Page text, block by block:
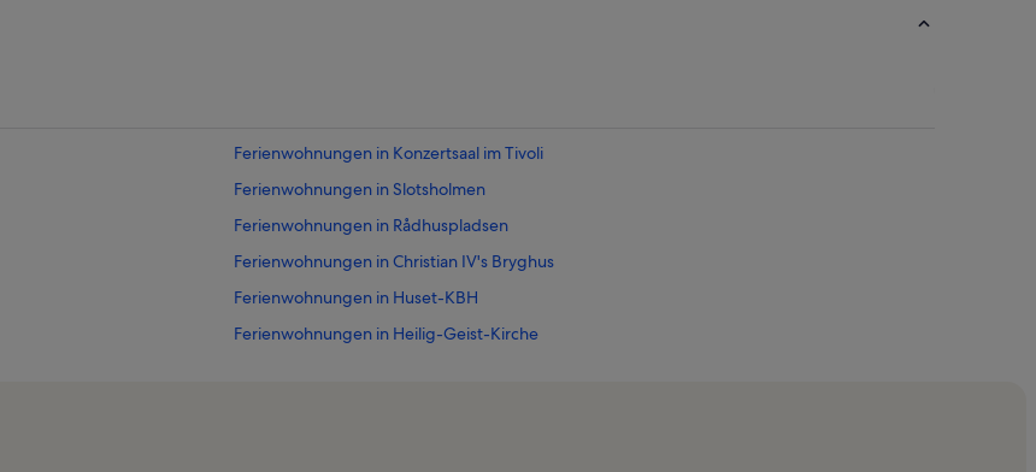
Ferienwohnungen in Konzertsaal im Tivoli
Ferienwohnungen in Slotsholmen
Ferienwohnungen in Rådhuspladsen
Ferienwohnungen in Christian IV's Bryghus
Ferienwohnungen in Huset-KBH
Ferienwohnungen in Heilig-Geist-Kirche